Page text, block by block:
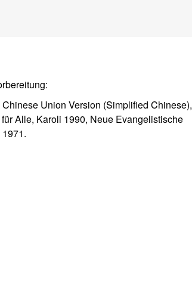
Union Version (Simplified Chinese),
Alle, Karoli 1990, Neue Evangelistische